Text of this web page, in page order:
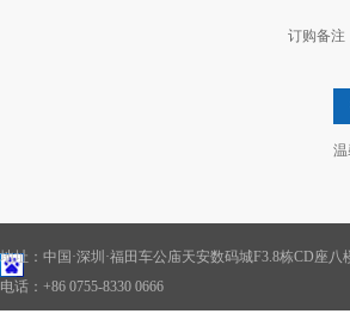
订购备注
温
地址：中国·深圳·福田车公庙天安数码城F3.8栋CD座八
电话：+86 0755-8330 0666